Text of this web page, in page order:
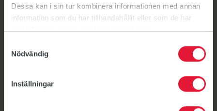
Dessa kan i sin tur kombinera informationen med annan
information som du har tillhandahållit eller som de har
samlat in när du har använt deras tjänster.
Nödvändig
Inställningar
Styrelsen
Styrelsen har ett övergripande ansvar för